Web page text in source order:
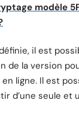
modèle
il est
de la version
ligne. Il est
d’une seule et